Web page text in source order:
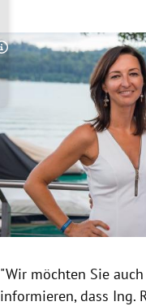
Untermenü
Untermenü
Untermenü
Untermenü
Untermenü
Untermenü
Copyright-Hinweis
"Wir möchten Sie
informieren, dass Ing.